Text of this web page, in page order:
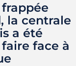
la centrale
a été
face à